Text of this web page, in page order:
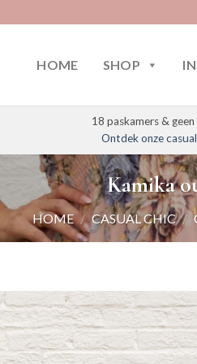
HOME SHOP
18 paskamers &
Ontdek onze
Kamika
HOME / CASUAL CHIC /